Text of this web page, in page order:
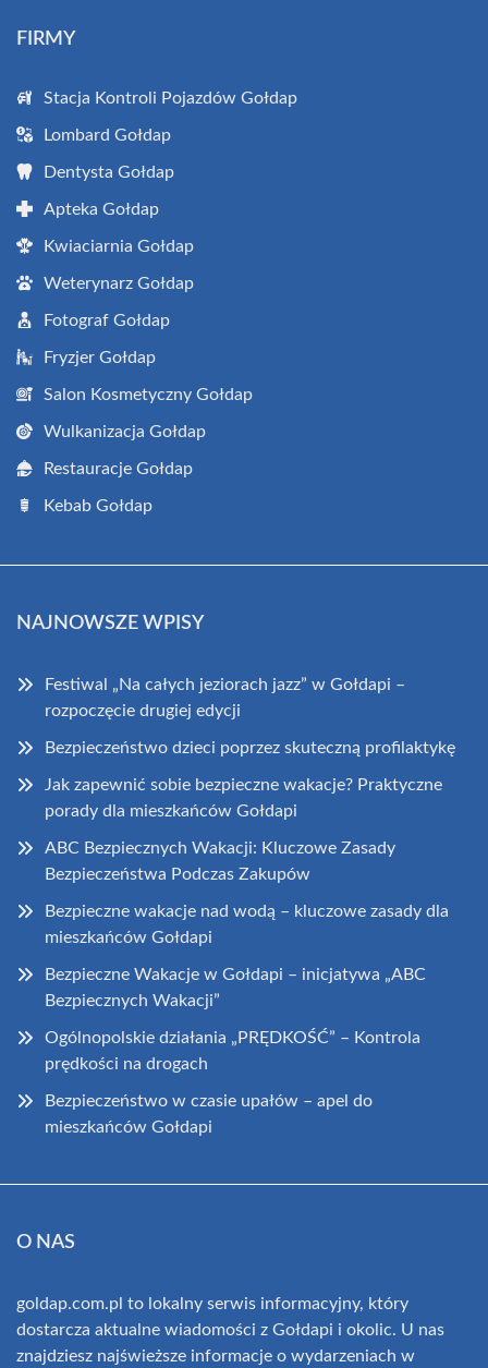
FIRMY
Stacja Kontroli Pojazdów Gołdap
Lombard Gołdap
Dentysta Gołdap
Apteka Gołdap
Kwiaciarnia Gołdap
Weterynarz Gołdap
Fotograf Gołdap
Fryzjer Gołdap
Salon Kosmetyczny Gołdap
Wulkanizacja Gołdap
Restauracje Gołdap
Kebab Gołdap
NAJNOWSZE WPISY
Festiwal „Na całych jeziorach jazz” w Gołdapi –
rozpoczęcie drugiej edycji
Bezpieczeństwo dzieci poprzez skuteczną profilaktykę
Jak zapewnić sobie bezpieczne wakacje? Praktyczne
porady dla mieszkańców Gołdapi
ABC Bezpiecznych Wakacji: Kluczowe Zasady
Bezpieczeństwa Podczas Zakupów
Bezpieczne wakacje nad wodą – kluczowe zasady dla
mieszkańców Gołdapi
Bezpieczne Wakacje w Gołdapi – inicjatywa „ABC
Bezpiecznych Wakacji”
Ogólnopolskie działania „PRĘDKOŚĆ” – Kontrola
prędkości na drogach
Bezpieczeństwo w czasie upałów – apel do
mieszkańców Gołdapi
O NAS
goldap.com.pl to lokalny serwis informacyjny, który
dostarcza aktualne wiadomości z Gołdapi i okolic. U nas
znajdziesz najświeższe informacje o wydarzeniach w